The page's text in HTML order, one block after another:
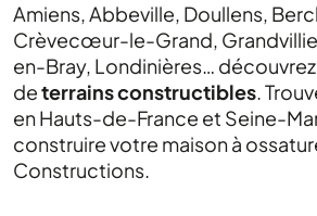
Amiens, Abbeville, Doullens,
Crèvecœur-le-Grand,
en-Bray, Londinières…
deterrains constructibles.
en Hauts-de-France et Seine-
construire votre maison à
Constructions.